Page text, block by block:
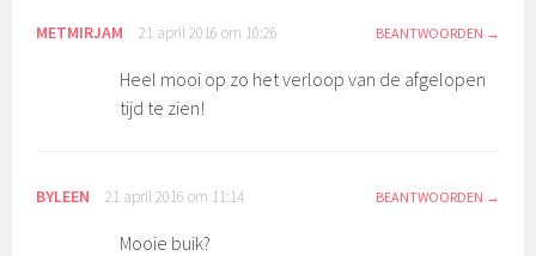
METMIRJAM 21 april 2016 om 10:26 BEANTWOORDEN
Heel mooi op zo het verloop van de afgelopen
tijd te zien!
BYLEEN 21 april 2016 om 11:14 BEANTWOORDEN
Mooie buik?